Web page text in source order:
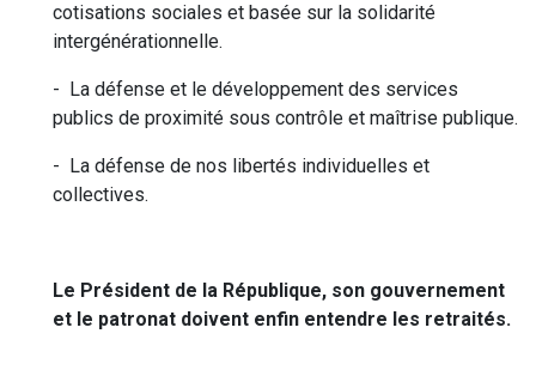
cotisations sociales et basée sur la solidarité
intergénérationnelle.
- La défense et le développement des services
publics de proximité sous contrôle et maîtrise publique.
- La défense de nos libertés individuelles et
collectives.
Le Président de la République, son gouvernement
et le patronat doivent enfin entendre les retraités.